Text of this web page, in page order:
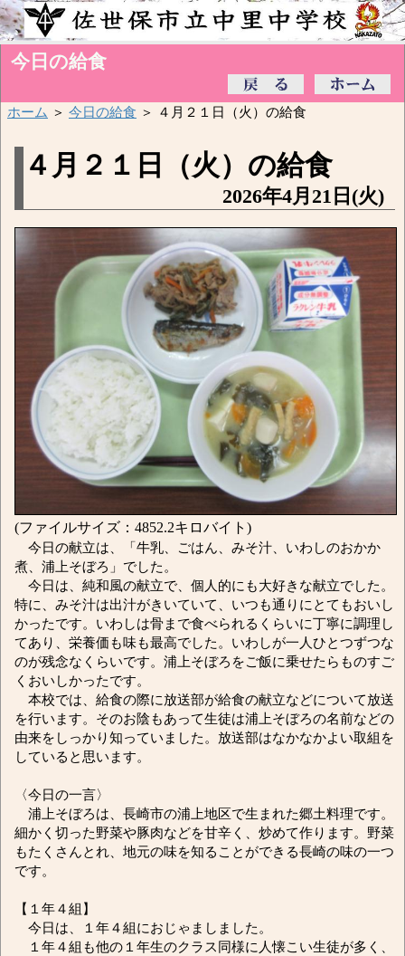
今日の給食
ホーム ＞ 今日の給食 ＞ ４月２１日（火）の給食
４月２１日（火）の給食
2026年4月21日(火)
(ファイルサイズ：4852.2キロバイト)
今日の献立は、「牛乳、ごはん、みそ汁、いわしのおかか
煮、浦上そぼろ」でした。
今日は、純和風の献立で、個人的にも大好きな献立でした。
特に、みそ汁は出汁がきいていて、いつも通りにとてもおいし
かったです。いわしは骨まで食べられるくらいに丁寧に調理し
てあり、栄養価も味も最高でした。いわしが一人ひとつずつな
のが残念なくらいです。浦上そぼろをご飯に乗せたらものすご
くおいしかったです。
本校では、給食の際に放送部が給食の献立などについて放送
を行います。そのお陰もあって生徒は浦上そぼろの名前などの
由来をしっかり知っていました。放送部はなかなかよい取組を
していると思います。
〈今日の一言〉
浦上そぼろは、長崎市の浦上地区で生まれた郷土料理です。
細かく切った野菜や豚肉などを甘辛く、炒めて作ります。野菜
もたくさんとれ、地元の味を知ることができる長崎の味の一つ
です。
【１年４組】
今日は、１年４組におじゃましました。
１年４組も他の１年生のクラス同様に人懐こい生徒が多く、